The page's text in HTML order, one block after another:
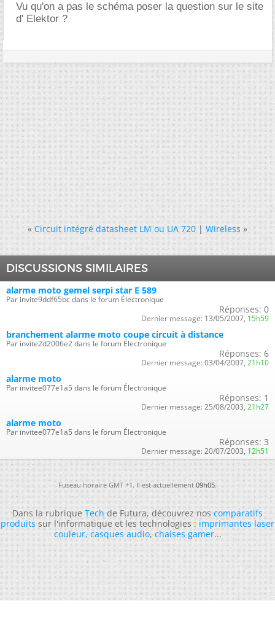
Vu qu'on a pas le schéma poser la question sur le site
d' Elektor ?
« Circuit intégré datasheet LM ou UA 720|Wireless »
DISCUSSIONS SIMILAIRES
alarme moto gemel serpi star E 589
Par invite9ddf65bc dans le forum Électronique
Réponses: 0
Dernier message: 13/05/2007, 15h59
branchement alarme moto coupe circuit à distance
Par invite2d2006e2 dans le forum Électronique
Réponses: 6
Dernier message: 03/04/2007, 21h10
alarme moto
Par invitee077e1a5 dans le forum Électronique
Réponses: 1
Dernier message: 25/08/2003, 21h27
alarme moto
Par invitee077e1a5 dans le forum Électronique
Réponses: 3
Dernier message: 20/07/2003, 12h51
Fuseau horaire GMT +1. Il est actuellement09h05.
Dans la rubriqueTechde Futura, découvrez noscomparatifs
produitssur l'informatique et les technologies :imprimantes laser
couleur,casques audio,chaises gamer...